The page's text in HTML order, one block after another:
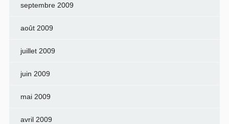
septembre 2009
août 2009
juillet 2009
juin 2009
mai 2009
avril 2009